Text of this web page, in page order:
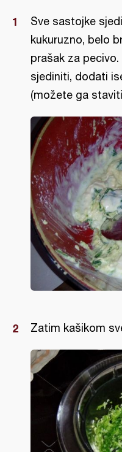
Sve sastojke
kukuruzno, belo
prašak za
sjediniti, dodati
(možete ga
Zatim kašikom